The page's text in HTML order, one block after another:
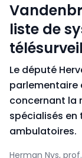
liste de
Le député
parlementaire
concernant la
spécialisés en
ambulatoires.
Herman Nys,